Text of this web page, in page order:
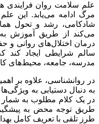
علم سلامت روان فرایندی
مرگ ادامه می‌یابد. این
شادکامی، رشد و تحول
می‌کند از طریق آموزش به
درمان اختلال‌های روانی و
سالم شرایطی ایجاد کند
مدرسه، جامعه، محیط‌های
در روانشناسی، علاوه بر
به دنبال دستیابی به
در یک کلام مطلوب به شمار
طریق توجه محض به
طرز تلقی با تعریف کامل